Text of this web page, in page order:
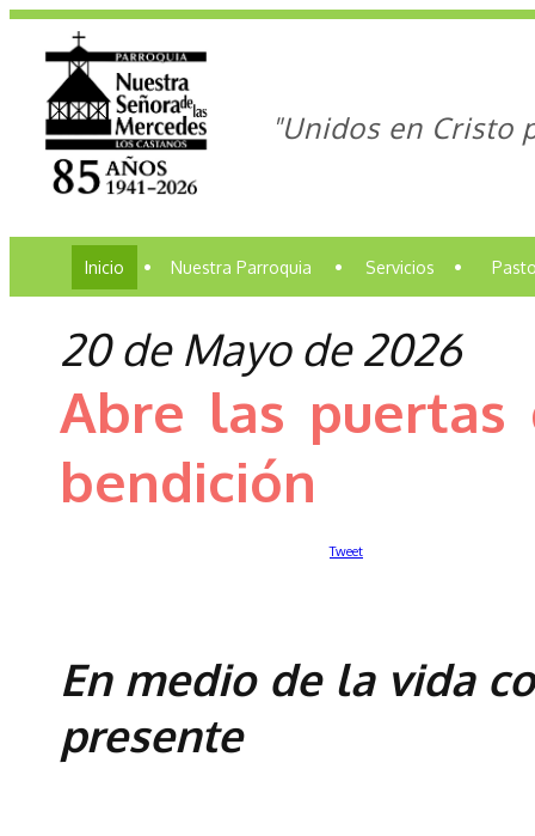
"Unidos en Cristo
Inicio • Nuestra Parroquia • Servicios •
20 de Mayo de 2026
Abre las
bendición
Tweet
En medio de la vida
presente